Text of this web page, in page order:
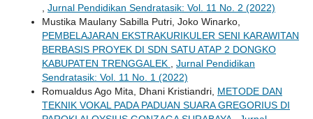
Jurnal Pendidikan Sendratasik: Vol. 11 No. 2 (2022)
Mustika Maulany Sabilla Putri, Joko Winarko,
PEMBELAJARAN EKSTRAKURIKULER SENI KARAWITAN
BERBASIS PROYEK DI SDN SATU ATAP 2 DONGKO
KABUPATEN TRENGGALEK
Jurnal Pendidikan
Sendratasik: Vol. 11 No. 1 (2022)
Romualdus Ago Mita, Dhani Kristiandri, METODE DAN
TEKNIK VOKAL PADA PADUAN SUARA GREGORIUS DI